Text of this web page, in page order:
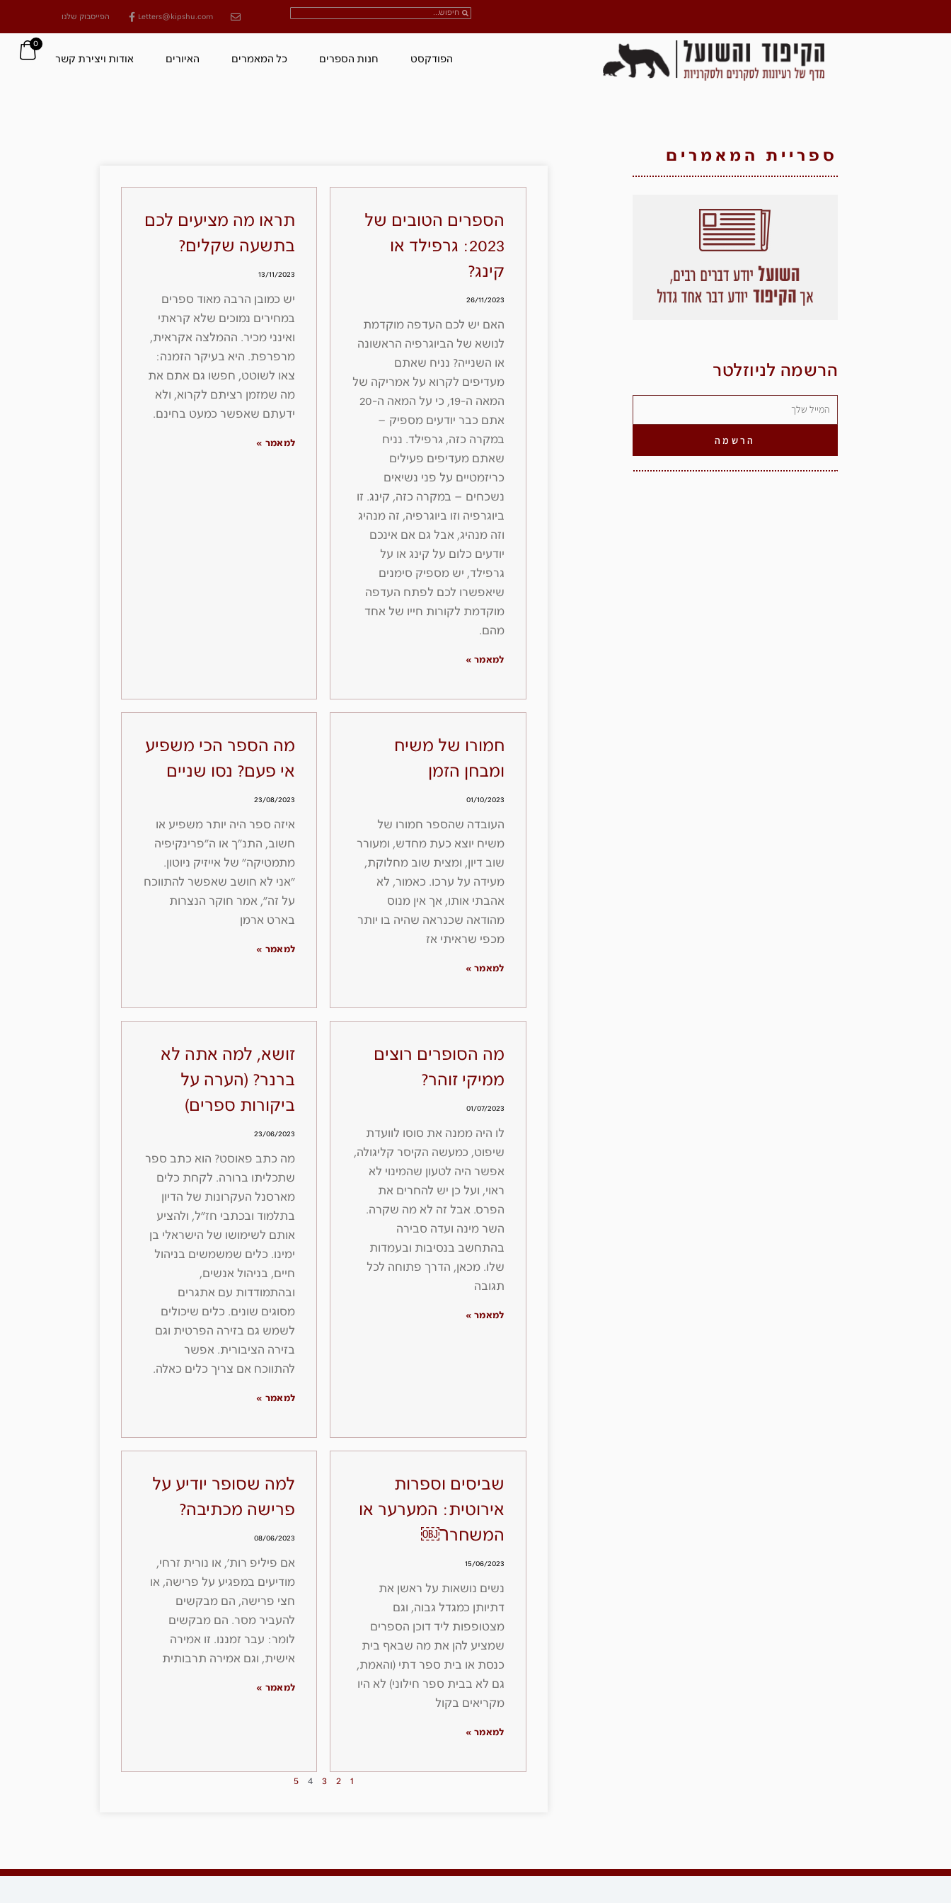
Letters@kipshu.com הפייסבוק שלנו
הפודקסט חנות הספרים כל המאמרים האיורים אודות ויצירת קשר
0
ספריית המאמרים
הרשמה לניוזלטר
הרשמה
הספרים הטובים של
2023: גרפילד או
קינג?
26/11/2023
האם יש לכם העדפה מוקדמת
לנושא של הביוגרפיה הראשונה
או השנייה? נניח שאתם
מעדיפים לקרוא על אמריקה של
המאה ה-19, כי על המאה ה-20
אתם כבר יודעים מספיק –
במקרה כזה, גרפילד. נניח
שאתם מעדיפים פעילים
כריזמטיים על פני נשיאים
נשכחים – במקרה כזה, קינג. זו
ביוגרפיה וזו ביוגרפיה, זה מנהיג
וזה מנהיג, אבל גם אם אינכם
יודעים כלום על קינג או על
גרפילד, יש מספיק סימנים
שיאפשרו לכם לפתח העדפה
מוקדמת לקורות חייו של אחד
מהם.
למאמר »
תראו מה מציעים לכם
בתשעה שקלים?
13/11/2023
יש כמובן הרבה מאוד ספרים
במחירים נמוכים שלא קראתי
ואינני מכיר. ההמלצה אקראית,
מרפרפת. היא בעיקר הזמנה:
צאו לשוטט, חפשו גם אתם את
מה שמזמן רציתם לקרוא, ולא
ידעתם שאפשר כמעט בחינם.
למאמר »
חמורו של משיח
ומבחן הזמן
01/10/2023
העובדה שהספר חמורו של
משיח יוצא כעת מחדש, ומעורר
שוב דיון, ומצית שוב מחלוקת,
מעידה על ערכו. כאמור, לא
אהבתי אותו, אך אין מנוס
מהודאה שכנראה שהיה בו יותר
מכפי שראיתי אז
למאמר »
מה הספר הכי משפיע
אי פעם? נסו שניים
23/08/2023
איזה ספר היה יותר משפיע או
חשוב, התנ״ך או ה״פרינקיפיה
מתמטיקה״ של אייזיק ניוטון.
״אני לא חושב שאפשר להתווכח
על זה״, אמר חוקר הנצרות
בארט ארמן
למאמר »
מה הסופרים רוצים
ממיקי זוהר?
01/07/2023
לו היה ממנה את סוסו לוועדת
שיפוט, כמעשה הקיסר קליגולה,
אפשר היה לטעון שהמינוי לא
ראוי, ועל כן יש להחרים את
הפרס. אבל זה לא מה שקרה.
השר מינה ועדה סבירה
בהתחשב בנסיבות ובעמדות
שלו. מכאן, הדרך פתוחה לכל
תגובה
למאמר »
זושא, למה אתה לא
ברנר? (הערה על
ביקורות ספרים)
23/06/2023
מה כתב פאוסט? הוא כתב ספר
שתכליתו ברורה. לקחת כלים
מארסנל העקרונות של הדיון
בתלמוד ובכתבי חז״ל, ולהציע
אותם לשימושו של הישראלי בן
ימינו. כלים שמשמשים בניהול
חיים, בניהול אנשים,
ובהתמודדות עם אתגרים
מסוגים שונים. כלים שיכולים
לשמש גם בזירה הפרטית וגם
בזירה הציבורית. אפשר
להתווכח אם צריך כלים כאלה.
למאמר »
שביסים וספרות
אירוטית: המערער או
המשחרר￼
15/06/2023
נשים נושאות על ראשן את
דתיותן כמגדל גבוה, וגם
מצטופפות ליד דוכן הספרים
שמציע להן את מה שבאף בית
כנסת או בית ספר דתי (והאמת,
גם לא בבית ספר חילוני) לא היו
מקריאים בקול
למאמר »
למה שסופר יודיע על
פרישה מכתיבה?
08/06/2023
אם פיליפ רות׳, או נורית זרחי,
מודיעים במפגיע על פרישה, או
חצי פרישה, הם מבקשים
להעביר מסר. הם מבקשים
לומר: עבר זמננו. זו אמירה
אישית, וגם אמירה תרבותית
למאמר »
1
2
3
4
5